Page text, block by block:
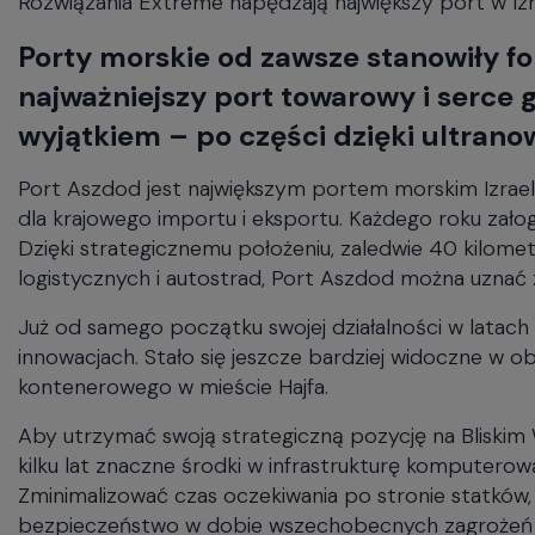
will
the
current
menu.
Spacebar
open
the
current
menu.
Porty morskie od zawsze stanowiły
najważniejszy port towarowy i serce
wyjątkiem – po części dzięki
Port Aszdod jest największym portem morskim
dla krajowego importu i eksportu. Każdego roku
Dzięki strategicznemu położeniu, zaledwie 40
logistycznych i autostrad, Port Aszdod można
Już od samego początku swojej działalności w
innowacjach. Stało się jeszcze bardziej widoczne w
kontenerowego w mieście Hajfa.
Aby utrzymać swoją strategiczną pozycję na
kilku lat znaczne środki w infrastrukturę
Zminimalizować czas oczekiwania po stronie
bezpieczeństwo w dobie wszechobecnych